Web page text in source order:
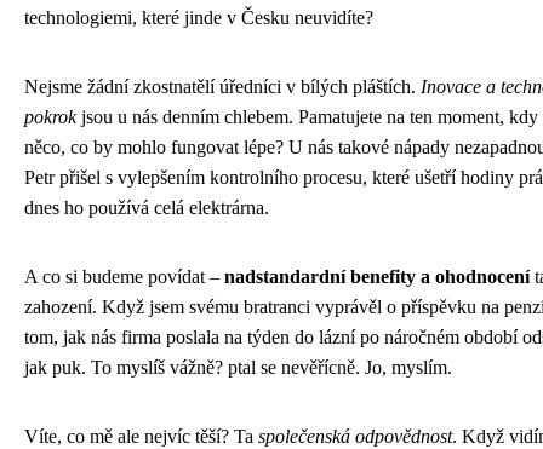
technologiemi, které jinde v Česku neuvidíte?
Nejsme žádní zkostnatělí úředníci v bílých pláštích. Inovace a
pokrokjsou u nás denním chlebem. Pamatujete na ten moment, kdy
něco, co by mohlo fungovat lépe? U nás takové nápady
Petr přišel s vylepšením kontrolního procesu, které ušetří hodiny
dnes ho používá celá elektrárna.
A co si budeme povídat – nadstandardní benefity a ohodnocení
zahození. Když jsem svému bratranci vyprávěl o příspěvku na
tom, jak nás firma poslala na týden do lázní po náročném období
jak puk. To myslíš vážně? ptal se nevěřícně. Jo, myslím.
Víte, co mě ale nejvíc těší? Ta společenská odpovědnost. Když